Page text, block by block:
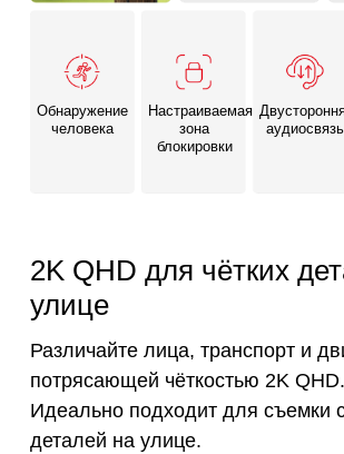
Обнаружение
человека
Настраиваемая
зона
блокировки
аудиосвязь
2K QHD для чётких
улице
Различайте лица, транспорт и
потрясающей чёткостью 2K QHD.
Идеально подходит для съемки
деталей на улице.